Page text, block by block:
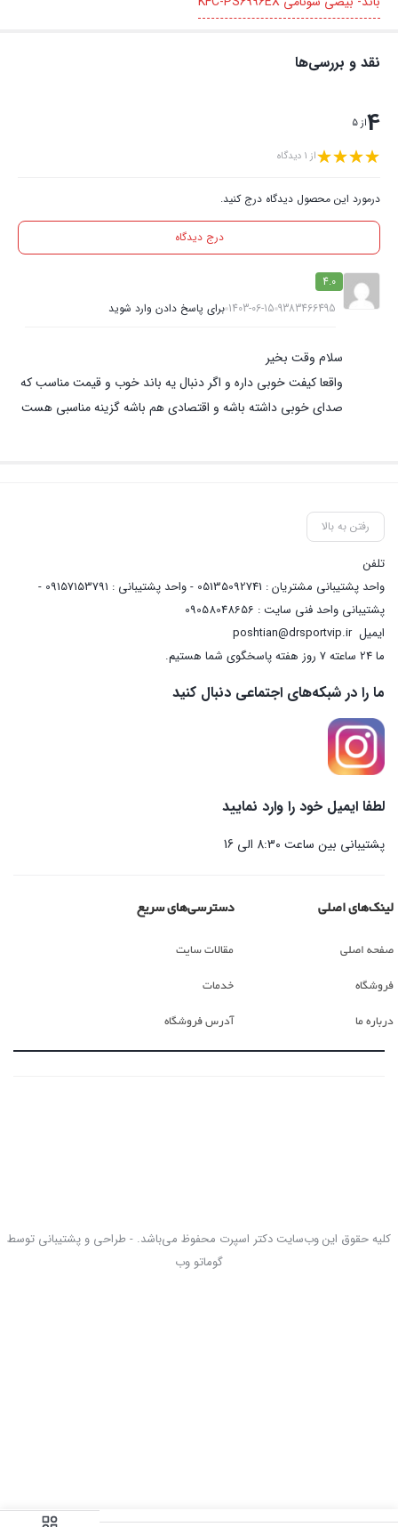
نقد و بررسی‌ها
4از 5
از 1 دیدگاه
درمورد این محصول دیدگاه درج کنید.
درج دیدگاه
4.0
9383466495
1403-06-15 برای پاسخ دادن وارد شوید
سلام وقت بخیر
واقعا کیفت خوبی داره و اگر دنبال یه باند خوب و قیمت مناسب که
صدای خوبی داشته باشه و اقتصادی هم باشه گزینه مناسبی هست
رفتن به بالا
تلفن
واحد پشتیبانی مشتریان : 05135092741 - واحد پشتیبانی : 09157153791 -
پشتیبانی واحد فنی سایت : 09058048656
ایمیلposhtian@drsportvip.ir
ما 24 ساعته 7 روز هفته پاسخگوی شما هستیم.
ما را در شبکه‌های اجتماعی دنبال کنید
لطفا ایمیل خود را وارد نمایید
پشتیبانی بین ساعت 8:30 الی 16
لینک‌های اصلی
صفحه اصلی
فروشگاه
درباره ما
دسترسی‌های سریع
مقالات سایت
خدمات
آدرس فروشگاه
کلیه حقوق این وب‌سایت دکتر اسپرت محفوظ می‌باشد. - طراحی و پشتیبانی توسط
گوماتو وب